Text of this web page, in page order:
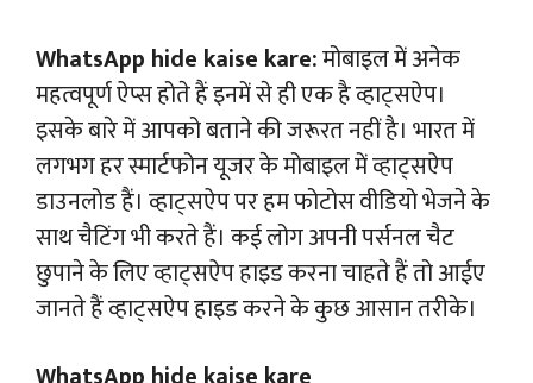
WhatsApp hide kaise kare:मोबाइल में अनेक
महत्वपूर्ण ऐप्स होते हैं इनमें से ही एक है व्हाट्सऐप।
इसके बारे में आपको बताने की जरूरत नहीं है। भारत में
लगभग हर स्मार्टफोन यूजर के मोबाइल में व्हाट्सऐप
डाउनलोड हैं। व्हाट्सऐप पर हम फोटोस वीडियो भेजने के
साथ चैटिंग भी करते हैं। कई लोग अपनी पर्सनल चैट
छुपाने के लिए व्हाट्सऐप हाइड करना चाहते हैं तो आईए
जानते हैं व्हाट्सऐप हाइड करने के कुछ आसान तरीके।